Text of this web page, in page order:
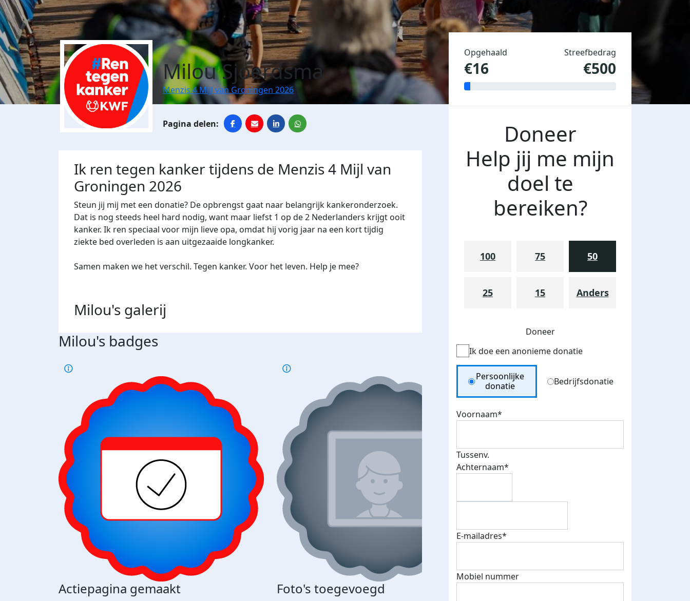
Milou Sjoerdsma
Menzis 4 Mijl van Groningen 2026
Ik ren tegen kanker tijdens de Menzis 4 Mijl van
Groningen 2026
Steun jij mij met een donatie? De opbrengst gaat naar belangrijk kankeronderzoek.
Dat is nog steeds heel hard nodig, want maar liefst 1 op de 2 Nederlanders krijgt ooit
kanker. Ik ren speciaal voor mijn lieve opa, omdat hij vorig jaar na een kort tijdig
ziekte bed overleden is aan uitgezaaide longkanker.
Samen maken we het verschil. Tegen kanker. Voor het leven. Help je mee?
Milou's galerij
Milou's badges
Actiepagina gemaakt Foto's toegevoegd E-mails verstuurd
Bij 500 euro aan donaties ontvang
Opgehaald
€16
Streefbedrag
€500
Doneer
Help jij me mijn
doel te
bereiken?
100 75 50
25 15 Anders
Doneer
Ik doe een anonieme donatie
Donation Type
Persoonlijke
donatie
Bedrijfsdonatie
Voornaam*
Tussenv.
Achternaam*
E-mailadres*
Mobiel nummer